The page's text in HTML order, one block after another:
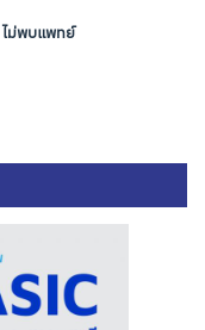
ม่พบแพทย์